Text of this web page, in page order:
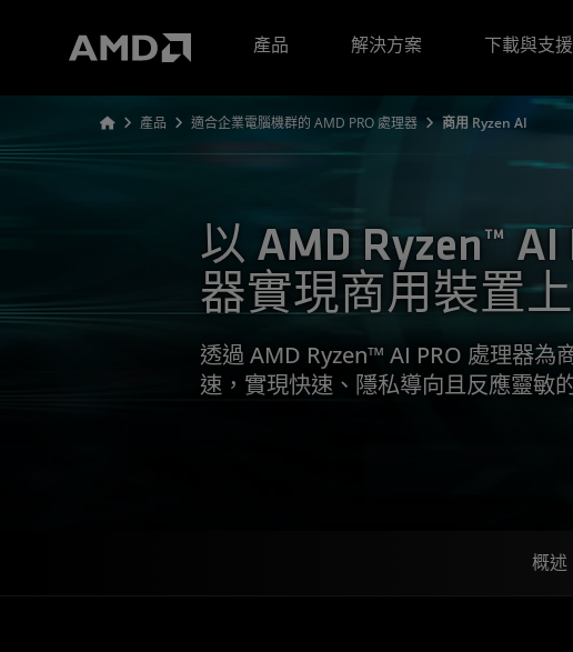
產品
解決方案 下載與支援
產品 適合企業電腦機群的 AMD PRO 處理器 商用 Ryzen AI
以 AMD Ryzen™ AI
器實現商用裝置
透過 AMD Ryzen™ AI PRO 處理器為
速，實現快速、隱私導向且反應靈敏
概述